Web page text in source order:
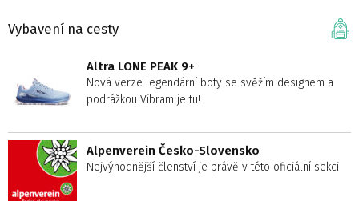
Vybavení na cesty
Altra LONE PEAK 9+
Nová verze legendární boty se svěžím designem a
podrážkou Vibram je tu!
Alpenverein Česko-Slovensko
Nejvýhodnější členství je právě v této oficiální sekci